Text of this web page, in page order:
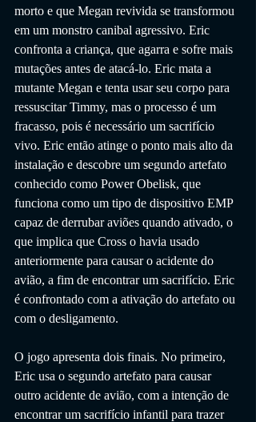
morto e que Megan revivida se transformou
em um monstro canibal agressivo. Eric
confronta a criança, que agarra e sofre mais
mutações antes de atacá-lo. Eric mata a
mutante Megan e tenta usar seu corpo para
ressuscitar Timmy, mas o processo é um
fracasso, pois é necessário um sacrifício
vivo. Eric então atinge o ponto mais alto da
instalação e descobre um segundo artefato
conhecido como Power Obelisk, que
funciona como um tipo de dispositivo EMP
capaz de derrubar aviões quando ativado, o
que implica que Cross o havia usado
anteriormente para causar o acidente do
avião, a fim de encontrar um sacrifício. Eric
é confrontado com a ativação do artefato ou
com o desligamento.
O jogo apresenta dois finais. No primeiro,
Eric usa o segundo artefato para causar
outro acidente de avião, com a intenção de
encontrar um sacrifício infantil para trazer